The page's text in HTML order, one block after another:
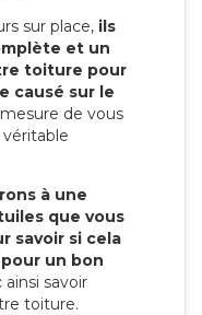
sur place, ils
et un
toiture pour
causé sur le
de vous
à une
que vous
savoir si cela
un bon
savoir
toiture.